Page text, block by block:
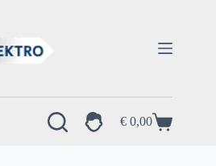
Winkelwagen
€ 0,00